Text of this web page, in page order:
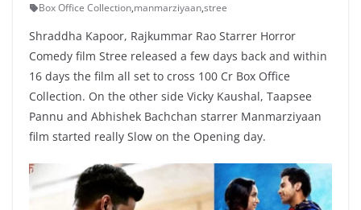
Box Office Collection,manmarziyaan,stree
Shraddha Kapoor, Rajkummar Rao Starrer Horror
Comedy film Stree released a few days back and within
16 days the film all set to cross 100 Cr Box Office
Collection. On the other side Vicky Kaushal, Taapsee
Pannu and Abhishek Bachchan starrer Manmarziyaan
film started really Slow on the Opening day.